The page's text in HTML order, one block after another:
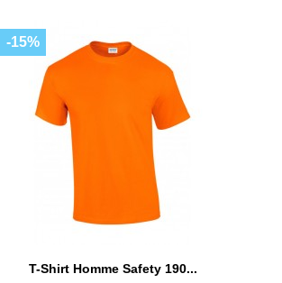
T-Shirt Homme Safety 190...
-15%